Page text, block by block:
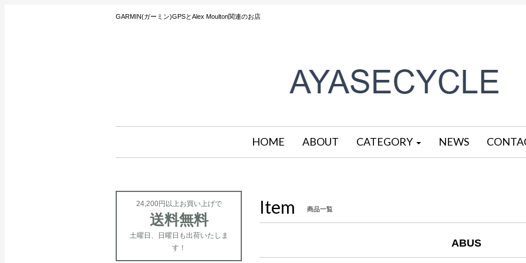
GARMIN(ガーミン)GPSとAlex Moulton関連のお店
HOME ABOUT CATEGORY NEWS
Item 商品一覧
ABUS
24,200円以上お買い上げで
送料無料
土曜日、日曜日も出荷いたしま
す！